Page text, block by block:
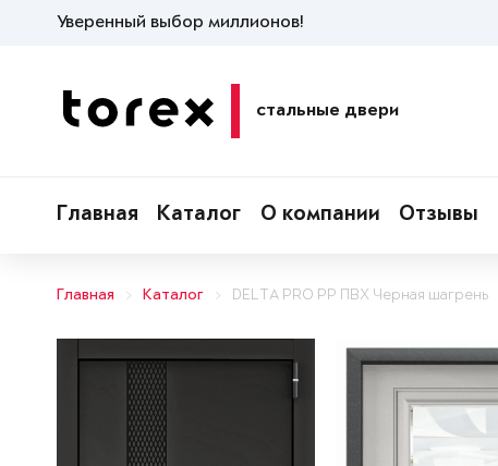
Уверенный выбор миллионов!
стальные двери
Главная Каталог О компании Отзывы
Главная Каталог DELTA PRO PP ПВХ Черная шагрень